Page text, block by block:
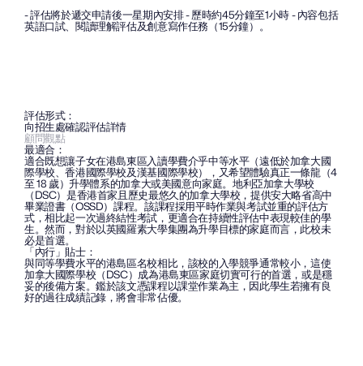
- 評估將於遞交申請後一星期內安排 - 歷時約45分鐘至1小時 - 內容包括
英語口試、閱讀理解評估及創意寫作任務（15分鐘）。
評估形式：
向招生處確認評估詳情
顧問觀點
最適合：
適合既想讓子女在港島東區入讀學費介乎中等水平（遠低於加拿大國
際學校、香港國際學校及漢基國際學校），又希望體驗真正一條龍（4
至 18 歲）升學體系的加拿大或美國意向家庭。地利亞加拿大學校
（DSC）是香港首家且歷史最悠久的加拿大學校，提供安大略省高中
畢業證書（OSSD）課程。該課程採用平時作業與考試並重的評估方
式，相比起一次過終結性考試，更適合在持續性評估中表現較佳的學
生。然而，對於以英國羅素大學集團為升學目標的家庭而言，此校未
必是首選。
「內行」貼士：
與同等學費水平的港島區名校相比，該校的入學競爭通常較小，這使
加拿大國際學校（DSC）成為港島東區家庭切實可行的首選，或是穩
妥的後備方案。鑑於該文憑課程以課堂作業為主，因此學生若擁有良
好的過往成績記錄，將會非常佔優。